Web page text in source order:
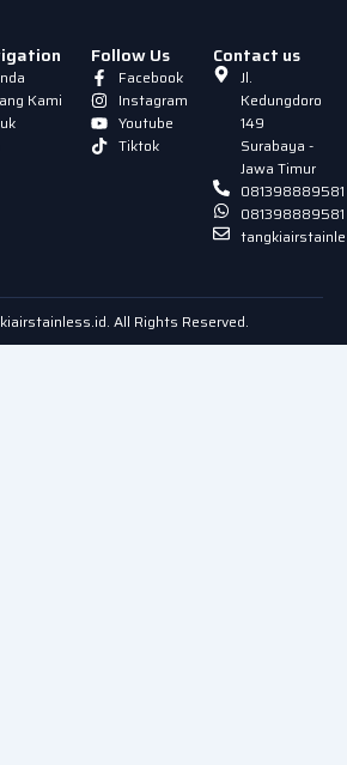
Kami
Follow Us
Facebook
Instagram
Youtube
Tiktok
Contact us
Jl.
Kedungdoro
149
Surabaya -
Jawa Timur
081398889581
081398889581
All Rights Reserved.